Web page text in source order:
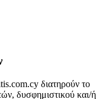
διατηρούν το
δυσφημιστικού και/ή